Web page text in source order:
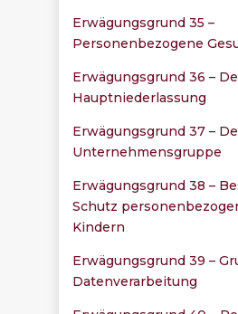
Erwägungsgrund 35 –
Personenbezogene
Erwägungsgrund 36 –
Hauptniederlassung
Erwägungsgrund 37 –
Unternehmensgruppe
Erwägungsgrund 38 –
Schutz
Kindern
Erwägungsgrund 39 –
Datenverarbeitung